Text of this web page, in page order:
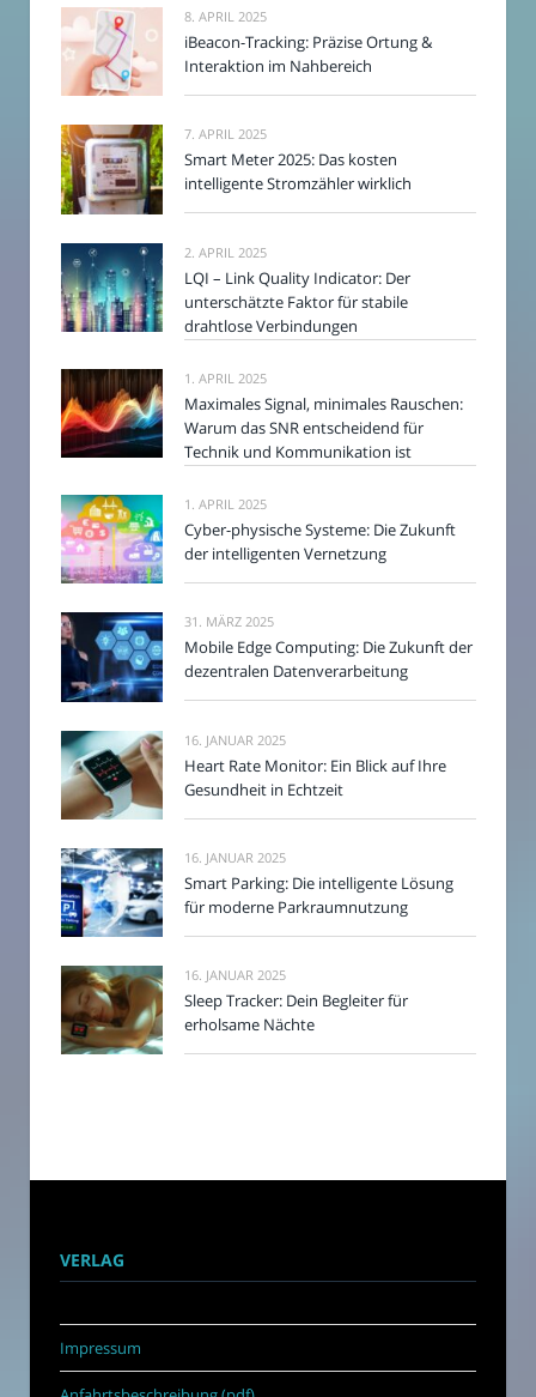
8. APRIL 2025
iBeacon-Tracking: Präzise Ortung &
Interaktion im Nahbereich
7. APRIL 2025
Smart Meter 2025: Das kosten
intelligente Stromzähler wirklich
2. APRIL 2025
LQI – Link Quality Indicator: Der
unterschätzte Faktor für stabile
drahtlose Verbindungen
1. APRIL 2025
Maximales Signal, minimales Rauschen:
Warum das SNR entscheidend für
Technik und Kommunikation ist
1. APRIL 2025
Cyber-physische Systeme: Die Zukunft
der intelligenten Vernetzung
31. MÄRZ 2025
Mobile Edge Computing: Die Zukunft der
dezentralen Datenverarbeitung
16. JANUAR 2025
Heart Rate Monitor: Ein Blick auf Ihre
Gesundheit in Echtzeit
16. JANUAR 2025
Smart Parking: Die intelligente Lösung
für moderne Parkraumnutzung
16. JANUAR 2025
Sleep Tracker: Dein Begleiter für
erholsame Nächte
VERLAG
Impressum